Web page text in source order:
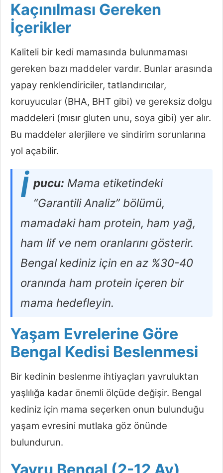
Kaçınılması Gereken
İçerikler
Kaliteli bir kedi mamasında bulunmaması
gereken bazı maddeler vardır. Bunlar arasında
yapay renklendiriciler, tatlandırıcılar,
koruyucular (BHA, BHT gibi) ve gereksiz dolgu
maddeleri (mısır gluten unu, soya gibi) yer alır.
Bu maddeler alerjilere ve sindirim sorunlarına
yol açabilir.
İ pucu: Mama etiketindeki
“Garantili Analiz” bölümü,
mamadaki ham protein, ham yağ,
ham lif ve nem oranlarını gösterir.
Bengal kediniz için en az %30-40
oranında ham protein içeren bir
mama hedefleyin.
Yaşam Evrelerine Göre
Bengal Kedisi Beslenmesi
Bir kedinin beslenme ihtiyaçları yavruluktan
yaşlılığa kadar önemli ölçüde değişir. Bengal
kediniz için mama seçerken onun bulunduğu
yaşam evresini mutlaka göz önünde
bulundurun.
Yavru Bengal (2-12 Ay)